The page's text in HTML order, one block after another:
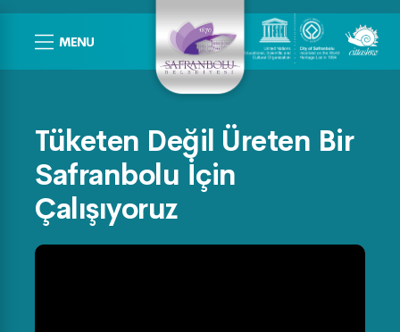
MENU
Tüketen Değil Üreten Bir
Safranbolu İçin
Çalışıyoruz